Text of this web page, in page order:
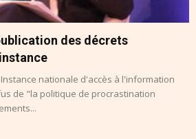
des décrets
nationale d'accès à l'information
de "la politique de procrastination